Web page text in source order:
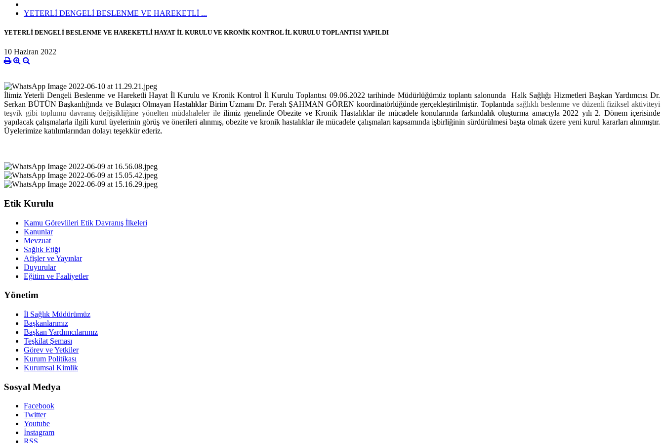
YETERLİ DENGELİ BESLENME VE HAREKETLİ ...
YETERLİ DENGELİ BESLENME VE HAREKETLİ HAYAT İL KURULU VE KRONİK KONTROL İL KURULU TOPLANTISI YAPILDI
10 Haziran 2022
İlimiz Yeterli Dengeli Beslenme ve Hareketli Hayat İl Kurulu ve Kronik Kontrol İl Kurulu Toplantısı 09.06.2022 tarihinde Müdürlüğümüz toplantı salonunda Halk Sağlığı Hizmetleri Başkan Yardımcısı Dr.
Serkan BÜTÜN Başkanlığında ve Bulaşıcı Olmayan Hastalıklar Birim Uzmanı Dr. Ferah ŞAHMAN GÖREN koordinatörlüğünde gerçekleştirilmiştir. Toplantıda sağlıklı beslenme ve düzenli fiziksel aktiviteyi
teşvik gibi toplumu davranış değişikliğine yönelten müdahaleler ile ilimiz genelinde Obezite ve Kronik Hastalıklar ile mücadele konularında farkındalık oluşturma amacıyla 2022 yılı 2. Dönem içerisinde
yapılacak çalışmalarla ilgili kurul üyelerinin görüş ve önerileri alınmış, obezite ve kronik hastalıklar ile mücadele çalışmaları kapsamında işbirliğinin sürdürülmesi başta olmak üzere yeni kurul kararları alınmıştır.
Üyelerimize katılımlarından dolayı teşekkür ederiz.
Etik Kurulu
Kamu Görevlileri Etik Davranış İlkeleri
Kanunlar
Mevzuat
Sağlık Etiği
Afişler ve Yayınlar
Duyurular
Eğitim ve Faaliyetler
Yönetim
İl Sağlık Müdürümüz
Başkanlarımız
Başkan Yardımcılarımız
Teşkilat Şeması
Görev ve Yetkiler
Kurum Politikası
Kurumsal Kimlik
Sosyal Medya
Facebook
Twitter
Youtube
İnstagram